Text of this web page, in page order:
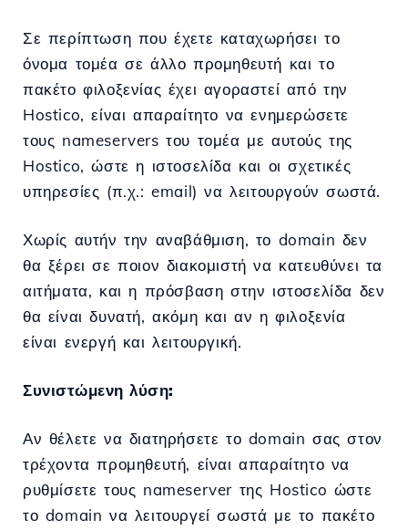
Σε περίπτωση που έχετε καταχωρήσει το
όνομα τομέα σε άλλο προμηθευτή και το
πακέτο φιλοξενίας έχει αγοραστεί από την
Hostico, είναι απαραίτητο να ενημερώσετε
τους nameservers του τομέα με αυτούς της
Hostico, ώστε η ιστοσελίδα και οι σχετικές
υπηρεσίες (π.χ.: email) να λειτουργούν σωστά.
Χωρίς αυτήν την αναβάθμιση, το domain δεν
θα ξέρει σε ποιον διακομιστή να κατευθύνει τα
αιτήματα, και η πρόσβαση στην ιστοσελίδα δεν
θα είναι δυνατή, ακόμη και αν η φιλοξενία
είναι ενεργή και λειτουργική.
Συνιστώμενη λύση:
Αν θέλετε να διατηρήσετε το domain σας στον
τρέχοντα προμηθευτή, είναι απαραίτητο να
ρυθμίσετε τους nameserver της Hostico ώστε
το domain να λειτουργεί σωστά με το πακέτο